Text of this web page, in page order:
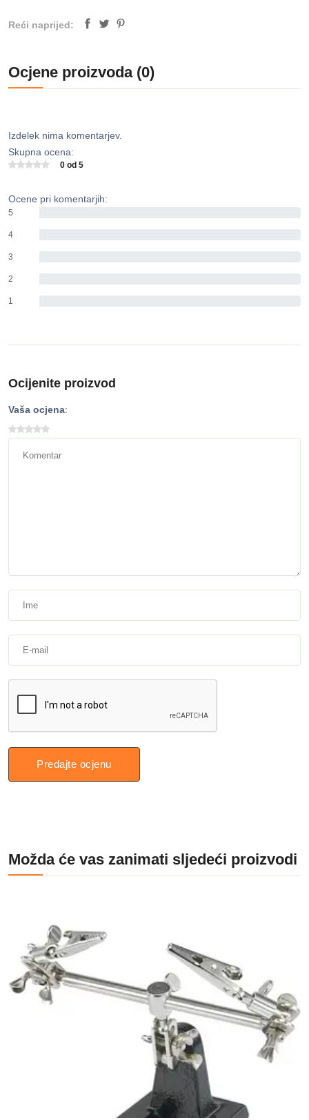
Reći naprijed:
Ocjene proizvoda (0)
Izdelek nima komentarjev.
Skupna ocena:
0 od 5
Ocene pri komentarjih:
5
4
3
2
1
Ocijenite proizvod
Vaša ocjena:
Predajte ocjenu
Možda će vas zanimati sljedeći proizvodi